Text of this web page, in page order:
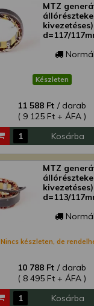
MTZ
d=117/
Készleten
11 588 Ft / darab
( 9 125 Ft + ÁFA )
Kosárba
MTZ
d=113/
Nincs készleten, de
10 788 Ft / darab
( 8 495 Ft + ÁFA )
Kosárba